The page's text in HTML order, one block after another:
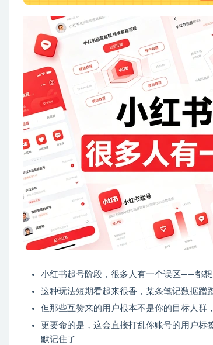
小红书起号阶段，很多人有一个误区——都
这种玩法短期看起来很香，某条笔记数据蹭
但那些互赞来的用户根本不是你的目标人群
更要命的是，这会直接打乱你账号的用户标
默记住了